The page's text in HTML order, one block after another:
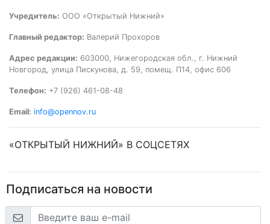
Учредитель: ООО «Открытый Нижний»
Главный редактор: Валерий Прохоров
Адрес редакции: 603000, Нижегородская обл., г. Нижний
Новгород, улица Пискунова, д. 59, помещ. П14, офис 606
Телефон: +7 (926) 461-08-48
Email: info@opennov.ru
«ОТКРЫТЫЙ НИЖНИЙ» В СОЦСЕТЯХ
Подписаться на новости